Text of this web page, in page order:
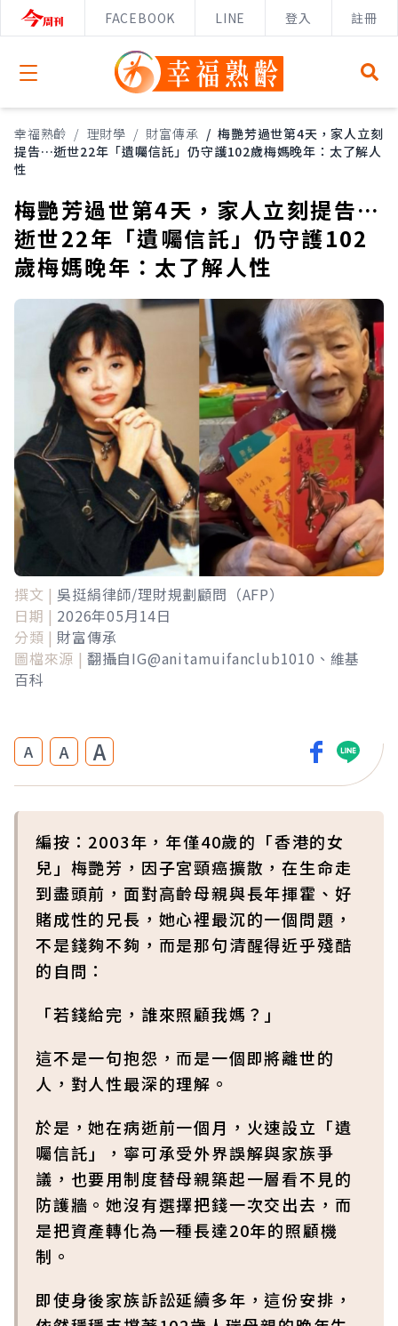
FACEBOOK LINE 登入 註冊
Open menu
幸福熟齡 / 理財學 / 財富傳承 / 梅艷芳過世第4天，家人立刻
提告…逝世22年「遺囑信託」仍守護102歲梅媽晚年：太了解人
性
梅艷芳過世第4天，家人立刻提告…
逝世22年「遺囑信託」仍守護102
歲梅媽晚年：太了解人性
撰文 | 吳挺絹律師/理財規劃顧問（AFP）
日期 | 2026年05月14日
分類 | 財富傳承
圖檔來源 | 翻攝自IG@anitamuifanclub1010、維基
百科
A A A
編按：2003年，年僅40歲的「香港的女
兒」梅艷芳，因子宮頸癌擴散，在生命走
到盡頭前，面對高齡母親與長年揮霍、好
賭成性的兄長，她心裡最沉的一個問題，
不是錢夠不夠，而是那句清醒得近乎殘酷
的自問：
「若錢給完，誰來照顧我媽？」
這不是一句抱怨，而是一個即將離世的
人，對人性最深的理解。
於是，她在病逝前一個月，火速設立「遺
囑信託」，寧可承受外界誤解與家族爭
議，也要用制度替母親築起一層看不見的
防護牆。她沒有選擇把錢一次交出去，而
是把資產轉化為一種長達20年的照顧機
制。
即使身後家族訴訟延續多年，這份安排，